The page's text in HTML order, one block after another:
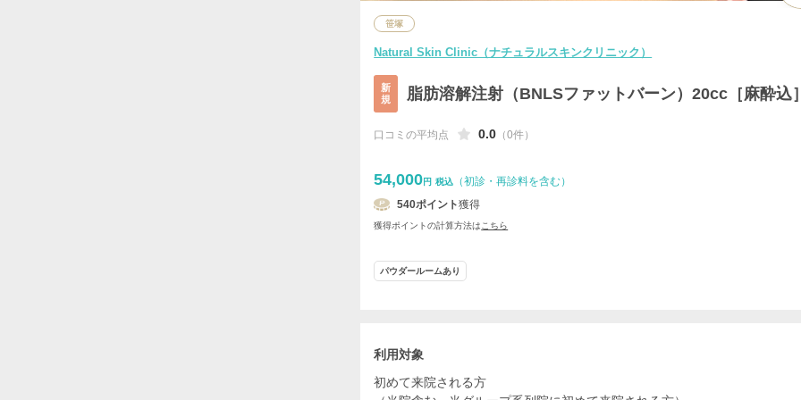
笹塚
Natural Skin Clinic（ナチュラルスキンクリニック）
新
規
脂肪溶解注射（BNLSファットバーン）20cc［麻酔込
口コミの平均点 0.0 （0件）
54,000円 税込
（初診・再診料を含む）
540ポイント獲得
獲得ポイントの計算方法は こちら
パウダールームあり
利用対象
初めて来院される方